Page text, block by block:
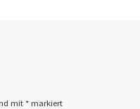
mit *markiert